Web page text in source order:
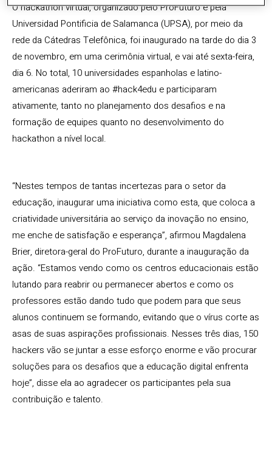
O hackathon virtual, organizado pelo ProFuturo e pela
Universidad Pontificia de Salamanca (UPSA), por meio da
rede da Cátedras Telefônica, foi inaugurado na tarde do dia 3
de novembro, em uma cerimônia virtual, e vai até sexta-feira,
dia 6. No total, 10 universidades espanholas e latino-
americanas aderiram ao #hack4edu e participaram
ativamente, tanto no planejamento dos desafios e na
formação de equipes quanto no desenvolvimento do
hackathon a nível local.
“Nestes tempos de tantas incertezas para o setor da
educação, inaugurar uma iniciativa como esta, que coloca a
criatividade universitária ao serviço da inovação no ensino,
me enche de satisfação e esperança”, afirmou Magdalena
Brier, diretora-geral do ProFuturo, durante a inauguração da
ação. “Estamos vendo como os centros educacionais estão
lutando para reabrir ou permanecer abertos e como os
professores estão dando tudo que podem para que seus
alunos continuem se formando, evitando que o vírus corte as
asas de suas aspirações profissionais. Nesses três dias, 150
hackers vão se juntar a esse esforço enorme e vão procurar
soluções para os desafios que a educação digital enfrenta
hoje”, disse ela ao agradecer os participantes pela sua
contribuição e talento.